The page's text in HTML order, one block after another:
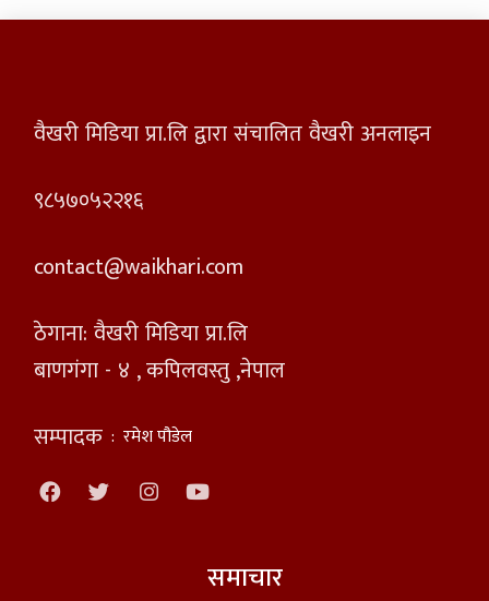
वैखरी मिडिया प्रा.लि द्वारा संचालित वैखरी अनलाइन
९८५७०५२२१६
contact@waikhari.com
ठेगाना: वैखरी मिडिया प्रा.लि
बाणगंगा - ४ , कपिलवस्तु ,नेपाल
सम्पादक : रमेश पौडेल
समाचार